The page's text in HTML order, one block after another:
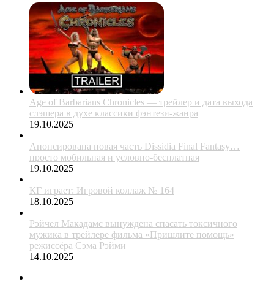
Age of Barbarians Chronicles — трейлер и дата выхода
слэшера в духе классики фэнтези-жанра
19.10.2025
Анонсирована новая часть Dissidia Final Fantasy…
просто мобильная и условно-бесплатная
19.10.2025
КГ играет: Игровой коллаж № 164
18.10.2025
Рэйчел Макадамс вынуждена спасать токсичного
мужика в трейлере фильма «Пришлите помощь»
режиссёра Сэма Рэйми
14.10.2025